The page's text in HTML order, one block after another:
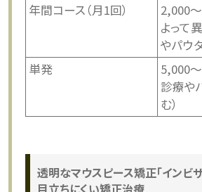
年間コース（月1回）
2,000
よって
やパウ
単発
5,000
診療や
む）
透明なマウスピース矯正「インビ
目立ちにくい矯正治療